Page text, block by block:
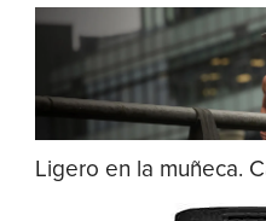
Ligero en la muñeca.